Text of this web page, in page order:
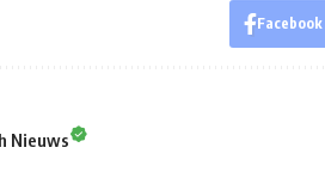
Facebook
Nieuws